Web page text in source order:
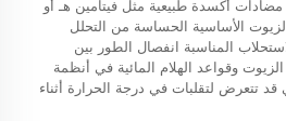
أكسدة طبيعية مثل فيتامين هـ أو
الأساسية الحساسة من التحلل
المناسبة انفصال الطور بين
الزيوت وقواعد الهلام المائية في أنظمة
تتعرض لتقلبات في درجة الحرارة أثناء